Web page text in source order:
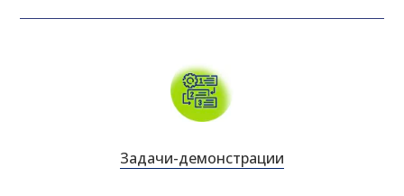
Задачи-демонстрации